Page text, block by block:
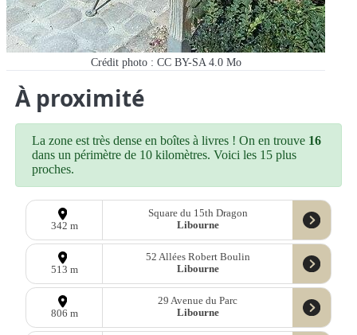
Crédit photo : CC BY-SA 4.0 Mo
À proximité
La zone est très dense en boîtes à livres ! On en trouve 16
dans un périmètre de 10 kilomètres. Voici les 15 plus
proches.
342 m
Square du 15th Dragon
Libourne
513 m
52 Allées Robert Boulin
Libourne
806 m
29 Avenue du Parc
Libourne